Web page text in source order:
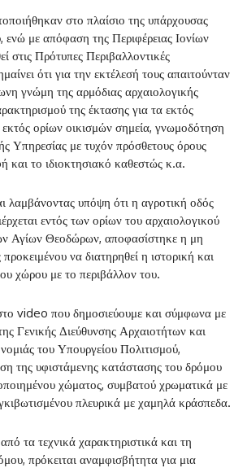
στο πλαίσιο της υπάρχουσας
ενώ με απόφαση της Περιφέρειας Ιονίων
στις Πρότυπες Περιβαλλοντικές
ότι για την εκτέλεσή τους απαιτούνταν
γνώμη της αρμόδιας αρχαιολογικής
της έκτασης για τα εκτός
ορίων οικισμών σημεία, γνωμοδότηση
Υπηρεσίας με τυχόν πρόσθετους όρους
και το ιδιοκτησιακό καθεστώς κ.α.
λαμβάνοντας υπόψη ότι η αγροτική οδός
εντός των ορίων του αρχαιολογικού
Αγίων Θεοδώρων, αποφασίστηκε η μη
να διατηρηθεί η ιστορική και
χώρου με το περιβάλλον του.
video που δημοσιεύουμε και σύμφωνα με
Γενικής Διεύθυνσης Αρχαιοτήτων και
του Υπουργείου Πολιτισμού,
της υφιστάμενης κατάστασης του δρόμου
χώματος, συμβατού χρωματικά με
πλευρικά με χαμηλά κράσπεδα.
τα τεχνικά χαρακτηριστικά και τη
πρόκειται αναμφισβήτητα για μια